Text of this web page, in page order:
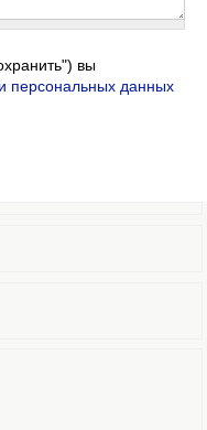
вы
персональных данных